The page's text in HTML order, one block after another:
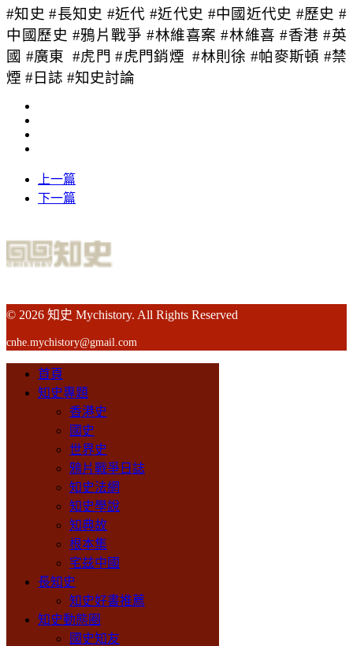
#知史 #長知史 #近代 #近代史 #中國近代史 #歷史 #
中國歷史 #鴉片戰爭 #林維喜案 #林維喜 #香港 #英
國 #廣東 #虎門 #虎門銷煙 #林則徐 #帕麥斯頓 #禁
煙 #日誌 #知史討論
上一篇
下一篇
© 2026 知史 Mychistory. All Rights Reserved
cnhe.mychistory@gmail.com
首頁
知史專題
香港史
國史
世界史
鴉片戰爭日誌
知史法網
知史學說
知典故
根本集
宅兹中國
長知史
知史好書推薦
知史動態圈
國史知友